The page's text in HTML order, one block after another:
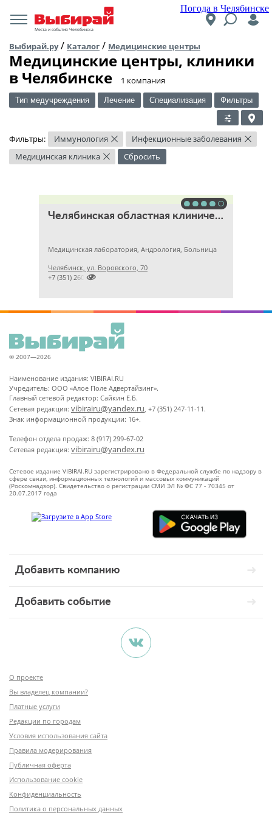
Погода в Челябинске
Места и события Челябинска
Выбирай.ру/ Каталог / Медицинские центры
Медицинские центры, клиники
в Челябинске
​1 компания
Тип медучреждения Лечение Специализация Фильтры
Фильтры: Иммунология × Инфекционные заболевания ×
Медицинская клиника × Сбросить
Челябинская областная клиническая больница
Медицинская лаборатория, Андрология, Больница
Челябинск, ул. Воровского, 70

+7 (351) 2609824
© 2007—2026
Наименование издания: VIBIRAI.RU
Учредитель: ООО «Алое Поле Адвертайзинг».
Главный сетевой редактор: Сайкин Е.Б.
Сетевая редакция: vibirairu@yandex.ru, +7 (351) 247-11-11.
Знак информационной продукции: 16+.
Телефон отдела продаж: 8 (917) 299-67-02
Сетевая редакция: vibirairu@yandex.ru
Сетевое издание VIBIRAI.RU зарегистрировано в Федеральной службе по надзору в
сфере связи, информационных технологий и массовых коммуникаций
(Роскомнадзор). Свидетельство о регистрации СМИ ЭЛ № ФС 77 - 70345 от
20.07.2017 года
Добавить компанию
Добавить событие
О проекте
Вы владелец компании?
Платные услуги
Редакции по городам
Условия использования сайта
Правила модерирования
Публичная оферта
Использование cookie
Конфиденциальность
Политика о персональных данных